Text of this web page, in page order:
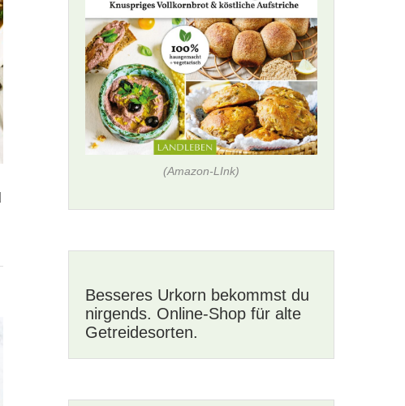
(Amazon-LInk)
Besseres Urkorn bekommst du
nirgends. Online-Shop für alte
Getreidesorten.